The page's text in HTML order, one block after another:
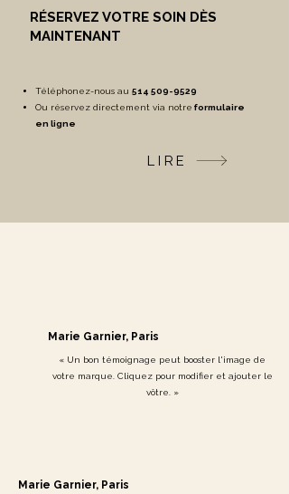
✔ Regard plus frais et reposé
✔ Convient à tous les types de peau
une grande différence à l'apparence
RÉSERVEZ VOTRE SOIN DÈS
MAINTENANT
Téléphonez-nous au 514 509-9529
Ou réservez directement via notre formulaire
en ligne
LIRE
Marie Garnier, Paris
« Un bon témoignage peut booster l'image de
votre marque. Cliquez pour modifier et ajouter le
vôtre. »
Marie Garnier, Paris